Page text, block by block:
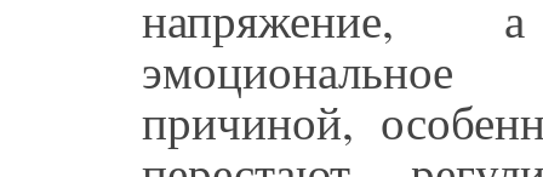
напряжение,
причиной,